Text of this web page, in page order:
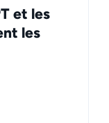
et les
les